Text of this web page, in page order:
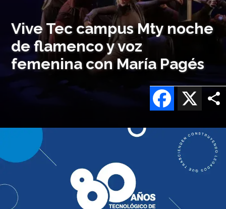
Vive Tec campus Mty noche
de flamenco y voz
femenina con María Pagés
X
Facebook
logo